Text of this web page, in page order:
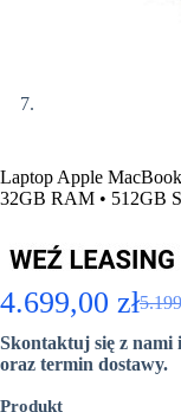
Laptop Apple
32GB RAM • 512GB
cena
4.699,00 zł
cena
Skontaktuj się z nami
oraz termin dostawy.
Produkt